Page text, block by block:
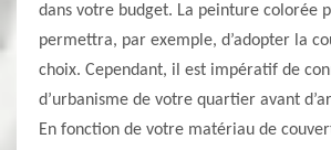
dans votre budget. La peinture colorée
permettra, par exemple, d’adopter la
choix. Cependant, il est impératif de
d’urbanisme de votre quartier avant
En fonction de votre matériau de